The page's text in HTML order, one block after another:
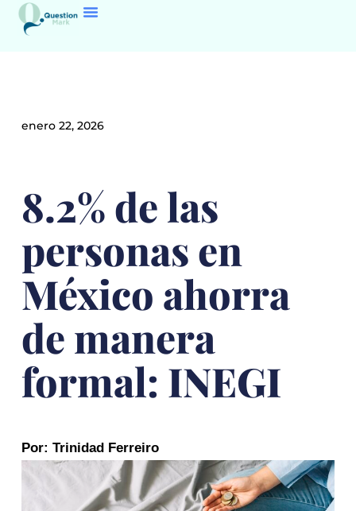
enero 22, 2026
8.2% de las
personas en
México ahorra
de manera
formal: INEGI
Por: Trinidad Ferreiro